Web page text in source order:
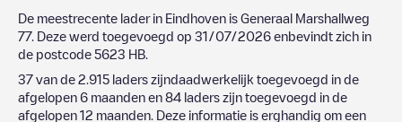
De meestrecente lader in Eindhoven is Generaal Marshallweg
77. Deze werd toegevoegd op 31/07/2026 enbevindt zich in
de postcode 5623 HB
37 van de 2.915 laders zijndaadwerkelijk toegevoegd in de
afgelopen 6 maanden en 84 laders zijn toegevoegd in de
afgelopen 12 maanden. Deze informatie is erghandig om een